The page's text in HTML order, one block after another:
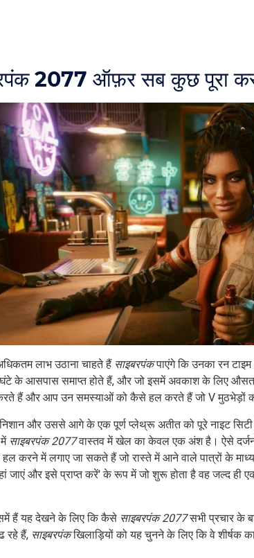
2077 ऑफ़र सब कुछ पूरा
लाभ उठाना चाहते हैं साइबरपंकपाएंगे कि उनका रन
के आसपास समाप्त होते हैं, और जो इसमें अवकाश के लिए
हैं और आप उन समस्याओं को कैसे हल करते हैं जो V मुठभेड़ों को
और उससे आगे के एक पूर्ण प्लेथ्रू अतीत को पूरे नाइट
साइबरपंक 2077वास्तव में खेल का केवल एक अंश है। ऐसे
हल करने में लगाए जा सकते हैं जो रास्ते में आने वाले पात्रों के
जाएं और इसे प्राप्त करें' के रूप में जो शुरू होता है वह जल्द ही
हैं यह देखने के लिए कि कैसे साइबरपंक 2077सभी प्रचार के
रहे हैं, साइबरपंकखिलाड़ियों को यह चुनने के लिए कि वे शीर्षक